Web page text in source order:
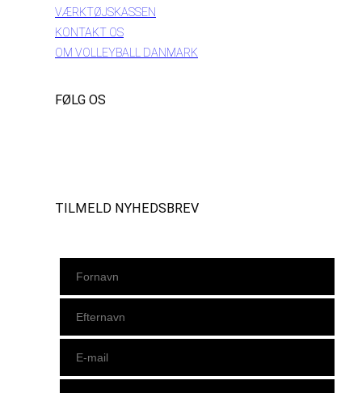
VÆRKTØJSKASSEN
KONTAKT OS
OM VOLLEYBALL DANMARK
FØLG OS
TILMELD NYHEDSBREV